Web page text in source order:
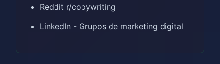
Reddit r/copywriting
LinkedIn - Grupos de marketing digital